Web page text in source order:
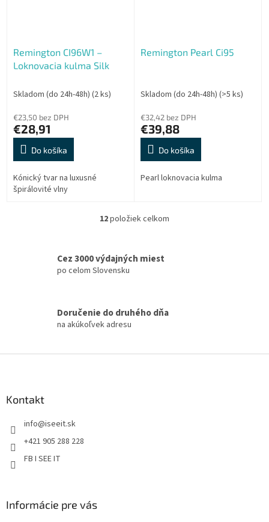
Remington CI96W1 –
Loknovacia kulma Silk
Skladom (do 24h-48h) (2 ks)
€23,50 bez DPH
€28,91
Do košíka
Kónický tvar na luxusné
špirálovité vlny
Remington Pearl Ci95
Skladom (do 24h-48h) (>5 ks)
€32,42 bez DPH
€39,88
Do košíka
Pearl loknovacia kulma
O
á
e
12položiek celkom
Cez 3000 výdajných miest
po celom Slovensku
Doručenie do druhého dňa
na akúkoľvek adresu
Kontakt
info@iseeit.sk
+421 905 288 228
FB I SEE IT
Informácie pre vás